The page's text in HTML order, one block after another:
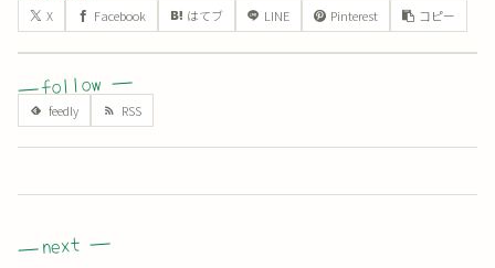
X Facebook はてブ LINE Pinterest コピー